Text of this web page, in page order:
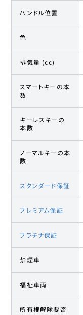
ハンドル位置
色
排気量 (cc)
スマートキーの本
数
キーレスキーの
本数
ノーマルキーの本
数
スタンダード保証
プレミアム保証
プラチナ保証
禁煙車
福祉車両
所有権解除要否